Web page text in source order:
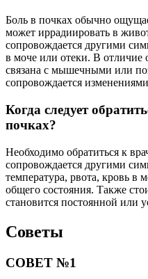
Боль в почках обычно
может иррадиировать в
сопровождается другими
в моче или отеки. В отличие
связана с мышечными или
сопровождается
Когда следует
почках?
Необходимо обратиться к
сопровождается другими
температура, рвота, кровь в
общего состояния. Также
становится постоянной или
Советы
СОВЕТ №1